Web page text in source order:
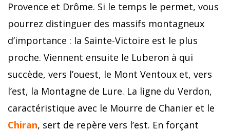
Provence et Drôme. Si le temps le permet, vous
pourrez distinguer des massifs montagneux
d’importance : la Sainte-Victoire est le plus
proche. Viennent ensuite le Luberon à qui
succède, vers l’ouest, le Mont Ventoux et, vers
l’est, la Montagne de Lure. La ligne du Verdon,
caractéristique avec le Mourre de Chanier et le
Chiran, sert de repère vers l’est. En forçant